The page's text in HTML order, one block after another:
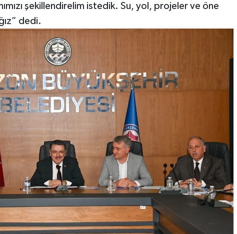
şekillendirelim istedik. Su, yol, projeler ve öne
dedi.